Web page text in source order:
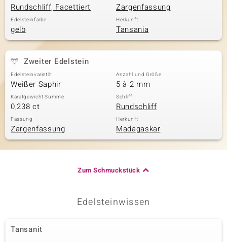
Rundschliff, Facettiert Zargenfassung
Edelsteinfarbe
gelb
Herkunft
Tansania
Zweiter Edelstein
Edelsteinvarietät
Weißer Saphir
Anzahl und Größe
5 à 2 mm
Karatgewicht Summe
0,238 ct
Schliff
Rundschliff
Fassung
Zargenfassung
Herkunft
Madagaskar
Zum Schmuckstück
Edelsteinwissen
Tansanit